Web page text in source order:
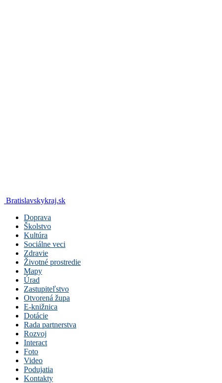
Bratislavskykraj.sk
Doprava
Školstvo
Kultúra
Sociálne veci
Zdravie
Životné prostredie
Mapy
Úrad
Zastupiteľstvo
Otvorená župa
E-knižnica
Dotácie
Rada partnerstva
Rozvoj
Interact
Foto
Video
Podujatia
Kontakty